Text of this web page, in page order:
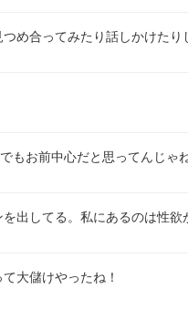
め合ってみたり話しかけたり
もお前中心だと思ってんじゃ
出してる。私にあるのは性
大儲けやったね！